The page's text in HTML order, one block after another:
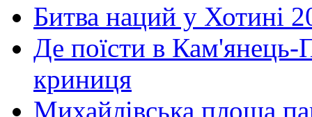
Битва наций у Хотині
Де поїсти в Кам'янець-
криниця
Михайлівська площа